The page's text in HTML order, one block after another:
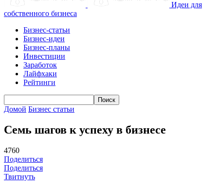
Идеи для
собственного бизнеса
Бизнес-статьи
Бизнес-идеи
Бизнес-планы
Инвестиции
Заработок
Лайфхаки
Рейтинги
Домой Бизнес статьи
Семь шагов к успеху в бизнесе
4760
Поделиться
Поделиться
Твитнуть